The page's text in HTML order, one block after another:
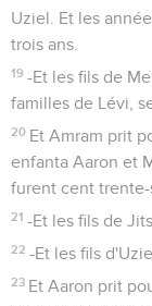
Uziel. Et les
trois ans.
19 -Et les fils de
familles de Lévi,
20 Et Amram prit
enfanta Aaron et
furent cent trente-
21 -Et les fils de
22 -Et les fils
23 Et Aaron prit